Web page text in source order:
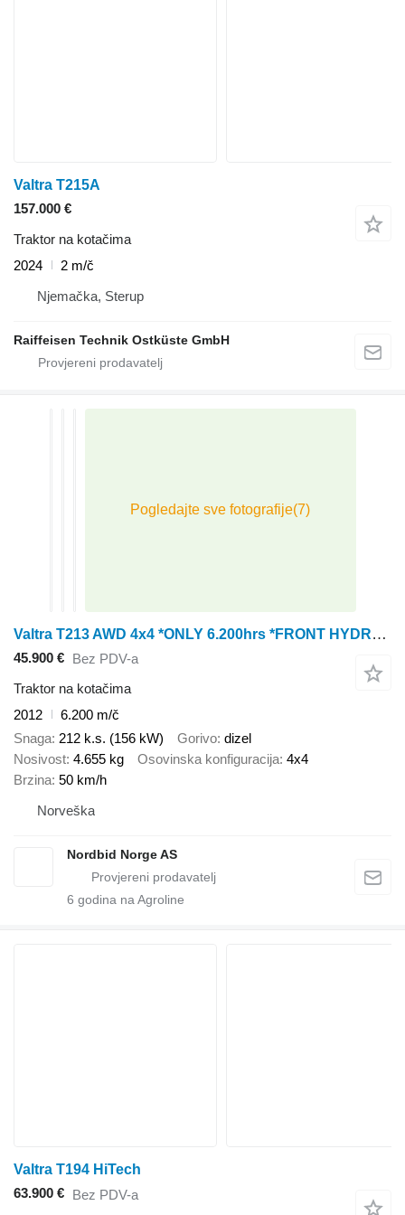
Valtra T215A
157.000 €
Traktor na kotačima
2024
2 m/č
Njemačka, Sterup
Raiffeisen Technik Ostküste GmbH
Valtra T213 AWD 4x4 *ONLY 6.200hrs *FRONT HYDRAULICS
45.900 € Bez PDV-a
Traktor na kotačima
2012
6.200 m/č
Snaga 212 k.s. (156 kW) Gorivo dizel
Nosivost 4.655 kg Osovinska konfiguracija 4x4
Brzina 50 km/h
Norveška
Nordbid Norge AS
6 godina na Agroline
Valtra T194 HiTech
63.900 € Bez PDV-a